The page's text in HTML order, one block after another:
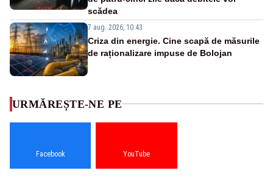
scădea
7 aug. 2026, 10:43
Criza din energie. Cine scapă de măsurile
de raționalizare impuse de Bolojan
URMĂREȘTE-NE PE
Facebook YouTube